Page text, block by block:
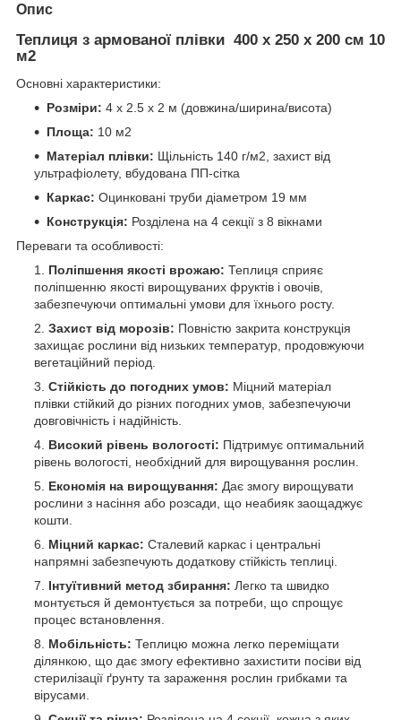
Опис
Теплиця з армованої плівки 400 х 250 х 200 см 10
м2
Основні характеристики:
Розміри: 4 x 2.5 x 2 м (довжина/ширина/висота)
Площа: 10 м2
Матеріал плівки: Щільність 140 г/м2, захист від
ультрафіолету, вбудована ПП-сітка
Каркас: Оцинковані труби діаметром 19 мм
Конструкція: Розділена на 4 секції з 8 вікнами
Переваги та особливості:
Поліпшення якості врожаю: Теплиця сприяє
поліпшенню якості вирощуваних фруктів і овочів,
забезпечуючи оптимальні умови для їхнього росту.
Захист від морозів: Повністю закрита конструкція
захищає рослини від низьких температур, продовжуючи
вегетаційний період.
Стійкість до погодних умов: Міцний матеріал
плівки стійкий до різних погодних умов, забезпечуючи
довговічність і надійність.
Високий рівень вологості: Підтримує оптимальний
рівень вологості, необхідний для вирощування рослин.
Економія на вирощування: Дає змогу вирощувати
рослини з насіння або розсади, що неабияк заощаджує
кошти.
Міцний каркас: Сталевий каркас і центральні
напрямні забезпечують додаткову стійкість теплиці.
Інтуїтивний метод збирання: Легко та швидко
монтується й демонтується за потреби, що спрощує
процес встановлення.
Мобільність: Теплицю можна легко переміщати
ділянкою, що дає змогу ефективно захистити посіви від
стерилізації ґрунту та зараження рослин грибками та
вірусами.